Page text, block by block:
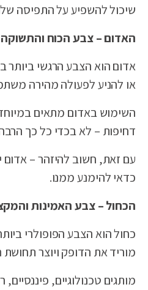
שיכול להשפיע על התפיסה
האדום – צבע הכוח והתשוקה
אדום הוא הצבע הרגשי ביותר
או להניע לפעולה מהירה
השימוש באדום מתאים
דחיפות – לא בכדי כל כך
עם זאת, חשוב להיזהר – אדום
כדאי להימנע ממנו.
הכחול – צבע האמינות
כחול הוא הצבע הפופולרי
מוריד את הדופק ויוצר תחושת
מותגים טכנולוגיים,